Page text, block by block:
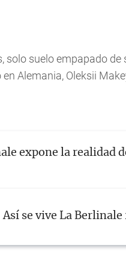
solo suelo empapado de
Alemania, Oleksii
expone la realidad
se vive La Berlinale